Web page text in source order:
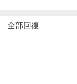
全部回復